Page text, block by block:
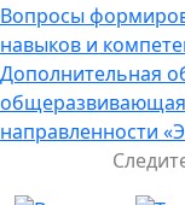
Вопросы
навыков и
Дополнительная
общеразвивающая
направленности